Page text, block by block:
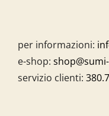
per informazioni:
e-shop:
servizio clienti: